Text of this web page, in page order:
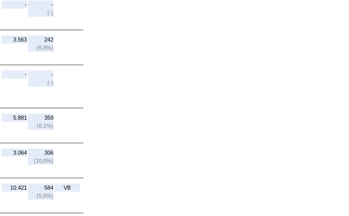
-
-
(-)
3.563
242
(6,8%)
-
-
(-)
5.881
359
(6,1%)
3.064
306
(10,0%)
10.421
584
(5,6%)
VB